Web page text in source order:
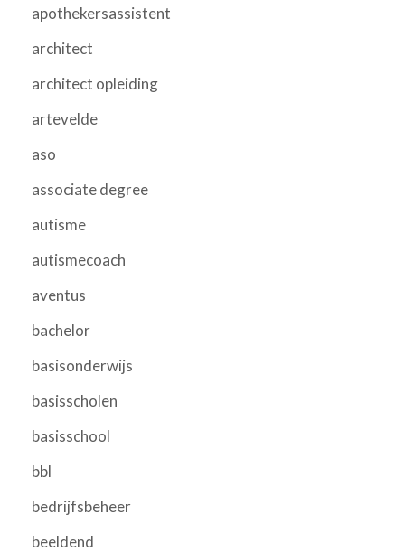
apothekersassistent
architect
architect opleiding
artevelde
aso
associate degree
autisme
autismecoach
aventus
bachelor
basisonderwijs
basisscholen
basisschool
bbl
bedrijfsbeheer
beeldend